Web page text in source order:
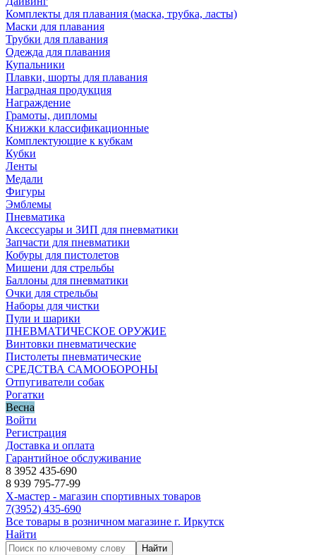
Комплекты для плавания (маска, трубка, ласты)
Маски для плавания
Трубки для плавания
Одежда для плавания
Купальники
Плавки, шорты для плавания
Наградная продукция
Награждение
Грамоты, дипломы
Книжки классификационные
Комплектующие к кубкам
Кубки
Ленты
Медали
Фигуры
Эмблемы
Пневматика
Аксессуары и ЗИП для пневматики
Запчасти для пневматики
Кобуры для пистолетов
Мишени для стрельбы
Баллоны для пневматики
Очки для стрельбы
Наборы для чистки
Пули и шарики
ПНЕВМАТИЧЕСКОЕ ОРУЖИЕ
Винтовки пневматические
Пистолеты пневматические
СРЕДСТВА САМООБОРОНЫ
Отпугиватели собак
Рогатки
Весна
Войти
Регистрация
Доставка и оплата
Гарантийное обслуживание
8 3952 435-690
8 939 795-77-99
Х-мастер - магазин спортивных товаров
7(3952) 435-690
Все товары в розничном магазине г. Иркутск
Найти
Найти